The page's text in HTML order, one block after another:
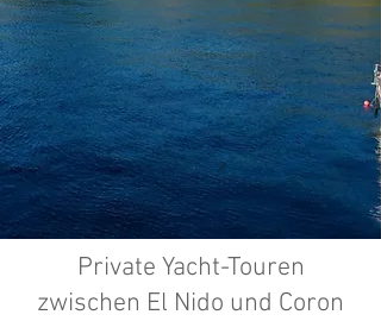
Private Yacht-Touren
zwischen El Nido und Coron